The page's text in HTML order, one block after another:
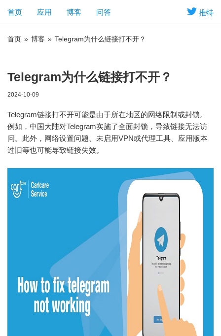
推特
首页 应用 博客 问答
首页 » 博客 » Telegram为什么链接打不开？
Telegram为什么链接打不开？
2024-10-09
Telegram链接打不开可能是由于所在地区的网络限制或封锁。
例如，中国大陆对Telegram实施了全面封锁，导致链接无法访
问。此外，网络设置问题、未启用VPN或代理工具、应用版本
过旧等也可能导致链接失效。